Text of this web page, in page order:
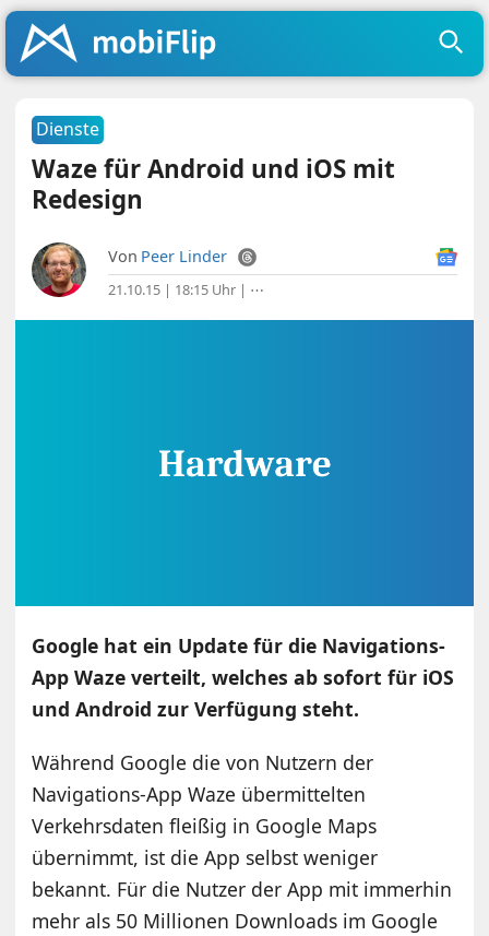
Dienste
Waze für Android und iOS mit
Redesign
Von Peer Linder
21.10.15 | 18:15 Uhr | ⋯
Google hat ein Update für die Navigations-
App Waze verteilt, welches ab sofort für iOS
und Android zur Verfügung steht.
Während Google die von Nutzern der
Navigations-App Waze übermittelten
Verkehrsdaten fleißig in Google Maps
übernimmt, ist die App selbst weniger
bekannt. Für die Nutzer der App mit immerhin
mehr als 50 Millionen Downloads im Google